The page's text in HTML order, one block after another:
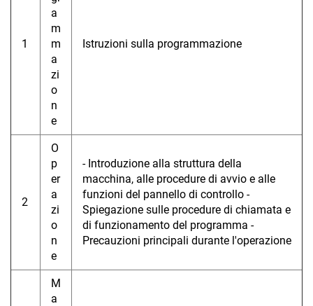
1
a
m
m
a
zi
o
n
e
Istruzioni sulla programmazione
2
O
p
er
a
zi
o
n
e
- Introduzione alla struttura della
macchina, alle procedure di avvio e alle
funzioni del pannello di controllo -
Spiegazione sulle procedure di chiamata e
di funzionamento del programma -
Precauzioni principali durante l'operazione
M
a